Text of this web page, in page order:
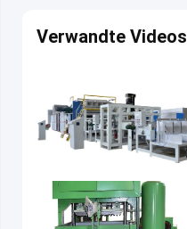
Verwandte Videos